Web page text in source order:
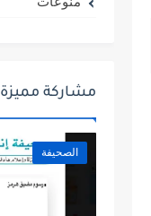
مشاركة مميزة
الصحيفة